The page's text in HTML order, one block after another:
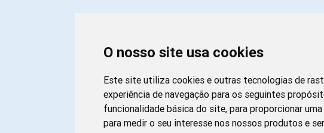
O nosso site usa cookies
Este site utiliza cookies e outras tecnologias de
experiência de navegação para os seguintes
funcionalidade básica do site, para proporcionar
para medir o seu interesse nos nossos produtos e